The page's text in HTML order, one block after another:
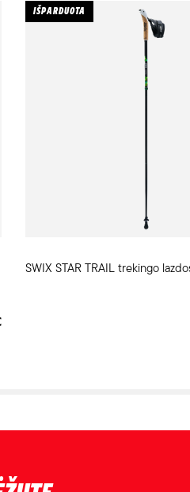
SWIX STAR TRAIL trekingo
IŠPARDUOTA